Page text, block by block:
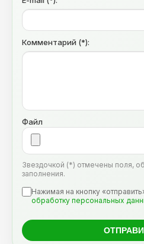
Комментарий (*):
Файл
Звездочкой (*) отмечены поля,
заполнения.
Нажимая на кнопку
обработку персональных